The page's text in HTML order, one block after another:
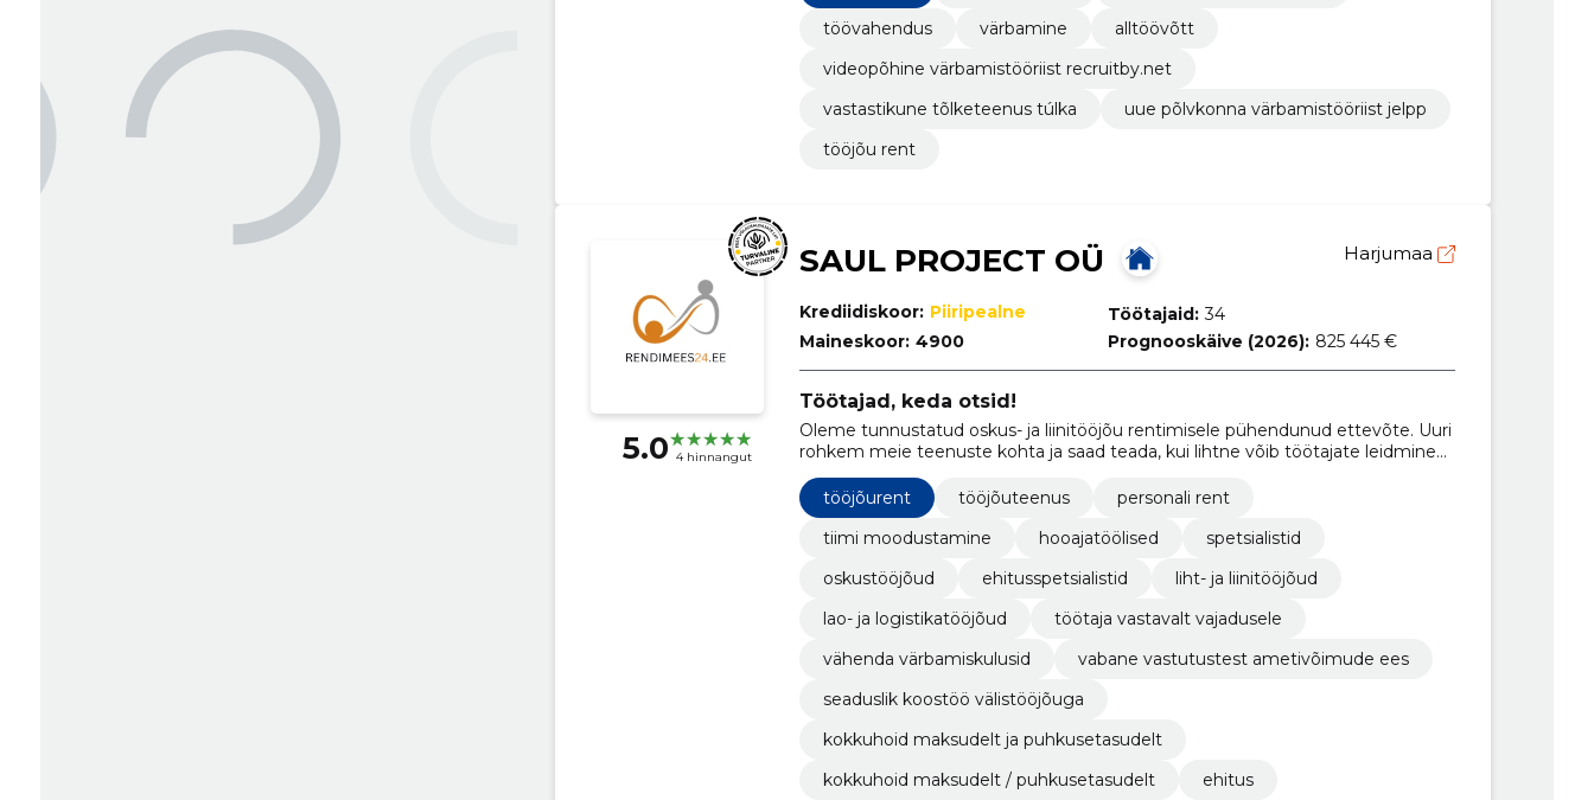
töövahendus
värbamine
alltöövõtt
videopõhine värbamistööriist recruitby.net
vastastikune tõlketeenus túlka
uue põlvkonna värbamistööriist jelpp
tööjõu rent
5.0 4 hinnangut
SAUL PROJECT OÜ Harjumaa
Krediidiskoor: Piiripealne
Maineskoor: 4900
Töötajaid: 34
Prognooskäive (2026): 825 445 €
Töötajad, keda otsid!
Oleme tunnustatud oskus- ja liinitööjõu rentimisele pühendunud ettevõte. Uuri
rohkem meie teenuste kohta ja saad teada, kui lihtne võib töötajate leidmine
tööjõurent
tööjõuteenus
personali rent
tiimi moodustamine
hooajatöölised
spetsialistid
oskustööjõud
ehitusspetsialistid
liht- ja liinitööjõud
lao- ja logistikatööjõud
töötaja vastavalt vajadusele
vähenda värbamiskulusid
vabane vastutustest ametivõimude ees
seaduslik koostöö välistööjõuga
kokkuhoid maksudelt ja puhkusetasudelt
kokkuhoid maksudelt / puhkusetasudelt
ehitus